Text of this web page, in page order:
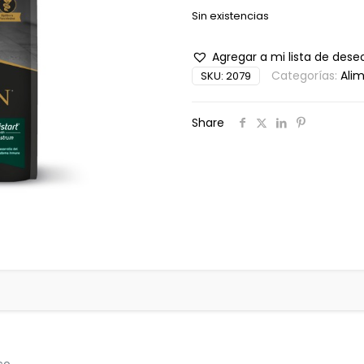
Sin existencias
Agregar a mi lista de
SKU: 2079 Categorías:
Share